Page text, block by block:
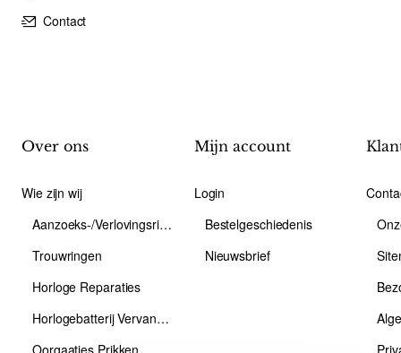
Contact
Over ons
Wie zijn wij
Aanzoeks-/Verlovingsring
Trouwringen
Horloge Reparaties
Horlogebatterij Vervangen
Mijn account
Login
Bestelgeschiedenis
Nieuwsbrief